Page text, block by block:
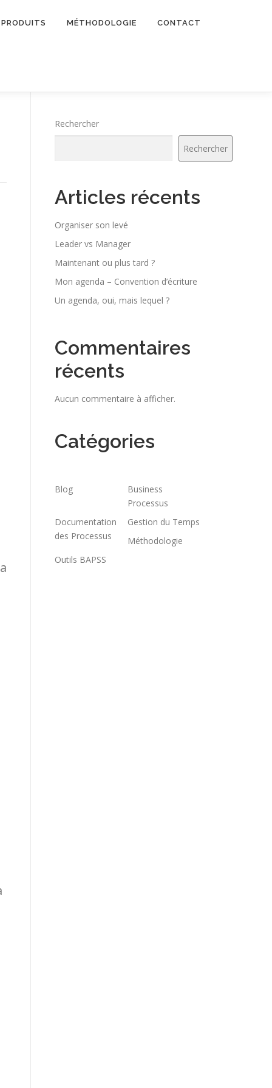
PRODUITS MÉTHODOLOGIE CONTACT
Rechercher
Rechercher
Articles récents
Organiser son levé
Leader vs Manager
Maintenant ou plus tard ?
Mon agenda – Convention d’écriture
Un agenda, oui, mais lequel ?
Commentaires
récents
Aucun commentaire à afficher.
Catégories
Blog
Business
Processus
Documentation
des Processus
Gestion du Temps
Méthodologie
Outils BAPSS